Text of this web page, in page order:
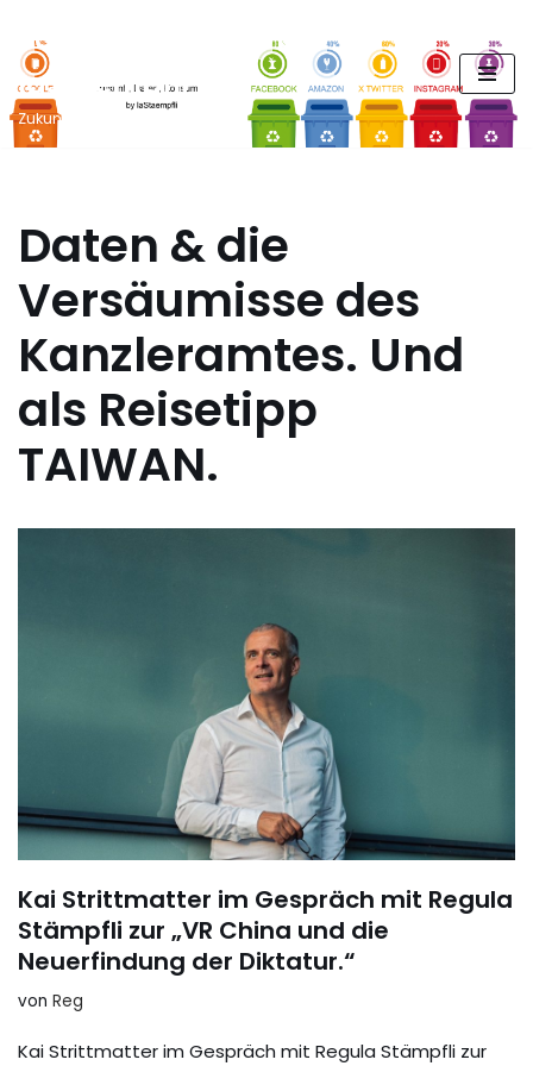
Zum
Inhalt
springen
FUTURE PODCAST by
laStaempfli
Zukunft, Daten, Konsum
Daten & die
Versäumisse des
Kanzleramtes. Und
als Reisetipp
TAIWAN.
Kai Strittmatter im Gespräch mit Regula
Stämpfli zur „VR China und die
Neuerfindung der Diktatur.“
von Reg
Kai Strittmatter im Gespräch mit Regula Stämpfli zur